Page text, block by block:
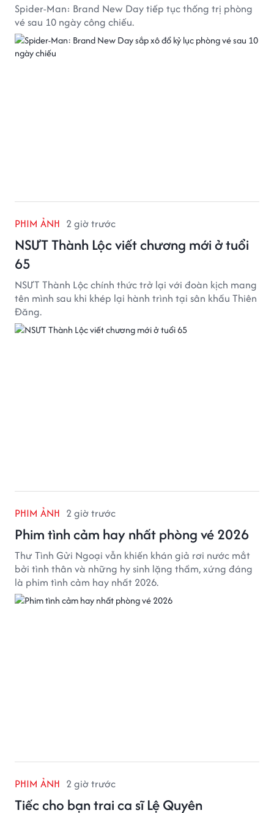
Spider-Man: Brand New Day tiếp tục thống trị phòng
vé sau 10 ngày công chiếu.
PHIM ẢNH 2 giờ trước
NSƯT Thành Lộc viết chương mới ở tuổi
65
NSƯT Thành Lộc chính thức trở lại với đoàn kịch mang
tên mình sau khi khép lại hành trình tại sân khấu Thiên
Đăng.
PHIM ẢNH 2 giờ trước
Phim tình cảm hay nhất phòng vé 2026
Thư Tình Gửi Ngoại vẫn khiến khán giả rơi nước mắt
bởi tình thân và những hy sinh lặng thầm, xứng đáng
là phim tình cảm hay nhất 2026.
PHIM ẢNH 2 giờ trước
Tiếc cho bạn trai ca sĩ Lệ Quyên